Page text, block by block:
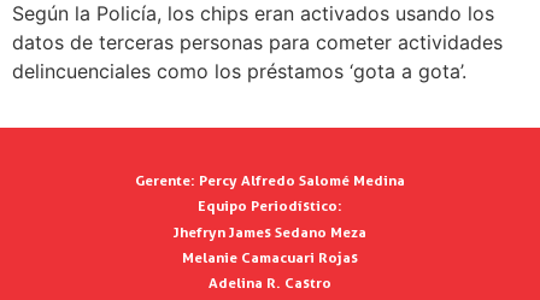
Según la Policía, los chips eran activados usando los
datos de terceras personas para cometer actividades
delincuenciales como los préstamos ‘gota a gota’.
Gerente: Percy Alfredo Salomé Medina
Equipo Periodístico:
Jhefryn James Sedano Meza
Melanie Camacuari Rojas
Adelina R. Castro